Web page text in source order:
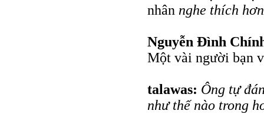
nhân nghe thích
Nguyễn Đình
Một vài người bạn
talawas: Ông tự
như thế nào trong